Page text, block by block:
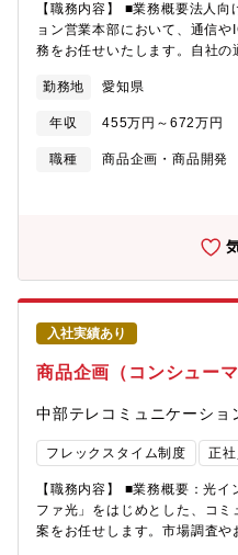
品コンセプト立案～上市・拡
ポートや顧客立会い対応の経
海外出張の経験・マーケティ
販売企画立案、データ分析の
理の経験・商品開発・個別案
【メインターゲットとなる企
削工具メーカー、工作機械メ
る企業【業種】切削工具・工
【職務内容】 ■業務概要法人
ョン営業本部において、通信
務をお任せいたします。自社
きます。■具体的な業務・通信
ビス開発に関わるマーケティ
分析等）・新商品、新サービ
の再開発・サービスリリース
ターの企画からサービスの開
https://www.ctc.jp/service/
用になる UTM やその監視サー
してマネージド型でご提供す
強化して事業継続をご支援して
https://www.ctc.jp/service/
■仕事の魅力、やりがいお客さ
作り出すことが出来るため、社
す。■伸ばせるスキルニーズを
生み出す「創造力」企画を通
後の育成イメージ配属１～２年
ケティングリサーチやコスト算
学んでいただきます。3年～5
成、戦略立案などプロフェッ
ただきます。仕事はチーム体制
勤務地 愛知県
年収 455万円～672万円
職種
商品企画・商品開発
入社実績あり
商品企画（コンシューマ
中部テレコミュニケーショ
フレックスタイム制度 正社
【職務内容】 ■業務概要：光
ファ光」をはじめとした、コ
案をお任せします。市場調査